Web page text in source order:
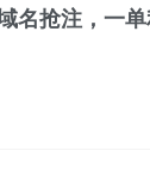
名抢注，一